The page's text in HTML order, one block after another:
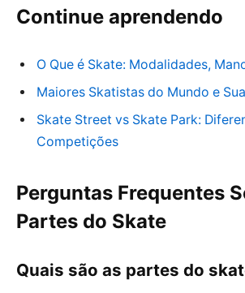
Continue aprendendo
O Que é Skate: Modalidades,
Maiores Skatistas do Mundo e
Skate Street vs Skate Park:
Competições
Perguntas Frequentes
Partes do Skate
Quais são as partes do